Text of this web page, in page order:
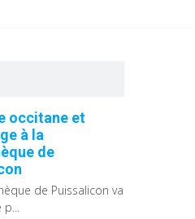
occitane et
à la
de
de Puissalicon va
p...